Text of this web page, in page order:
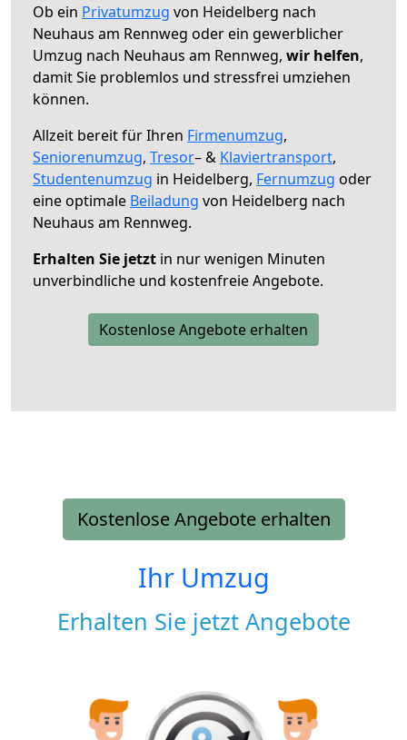
Ob ein Privatumzug von Heidelberg nach
Neuhaus am Rennweg oder ein gewerblicher
Umzug nach Neuhaus am Rennweg, wir helfen,
damit Sie problemlos und stressfrei umziehen
können.
Allzeit bereit für Ihren Firmenumzug,
Seniorenumzug, Tresor– & Klaviertransport,
Studentenumzug in Heidelberg, Fernumzug oder
eine optimale Beiladung von Heidelberg nach
Neuhaus am Rennweg.
Erhalten Sie jetzt in nur wenigen Minuten
unverbindliche und kostenfreie Angebote.
Kostenlose Angebote erhalten
Kostenlose Angebote erhalten
Ihr Umzug
Erhalten Sie jetzt Angebote